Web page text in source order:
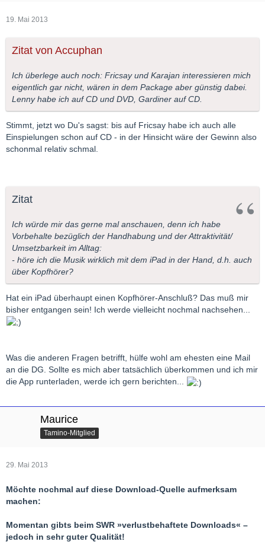
19. Mai 2013
Zitat von Accuphan
Ich überlege auch noch: Fricsay und Karajan interessieren mich
eigentlich gar nicht, wären in dem Package aber günstig dabei.
Lenny habe ich auf CD und DVD, Gardiner auf CD.
Stimmt, jetzt wo Du's sagst: bis auf Fricsay habe ich auch alle
Einspielungen schon auf CD - in der Hinsicht wäre der Gewinn also
schonmal relativ schmal.
Zitat
Ich würde mir das gerne mal anschauen, denn ich habe
Vorbehalte bezüglich der Handhabung und der Attraktivität/
Umsetzbarkeit im Alltag:
- höre ich die Musik wirklich mit dem iPad in der Hand, d.h. auch
über Kopfhörer?
Hat ein iPad überhaupt einen Kopfhörer-Anschluß? Das muß mir
bisher entgangen sein! Ich werde vielleicht nochmal nachsehen...
Was die anderen Fragen betrifft, hülfe wohl am ehesten eine Mail
an die DG. Sollte es mich aber tatsächlich überkommen und ich mir
die App runterladen, werde ich gern berichten...
Maurice
Tamino-Mitglied
29. Mai 2013
Möchte nochmal auf diese Download-Quelle aufmerksam
machen:
Momentan gibts beim SWR »verlustbehaftete Downloads« –
jedoch in sehr guter Qualität!